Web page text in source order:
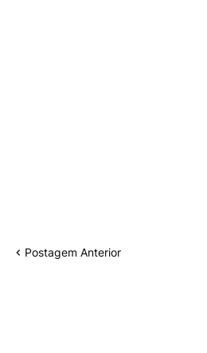
Postagem Anterior